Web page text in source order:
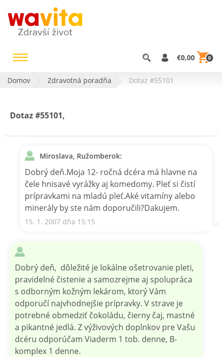
€0,00 0
Domov Zdravotná poradňa Dotaz #55101
Dotaz #55101,
Miroslava, Ružomberok:
Dobrý deň.Moja 12- ročná dcéra má hlavne na
čele hnisavé vyrážky aj komedomy. Pleť si čistí
prípravkami na mladú pleť.Aké vitamíny alebo
minerály by ste nám doporučili?Dakujem.
15. 1. 2007 dňa 15:15
Dobrý deň, dôležité je lokálne ošetrovanie pleti,
pravidelné čistenie a samozrejme aj spolupráca
s odborným kožným lekárom, ktorý Vám
odporučí najvhodnejšie prípravky. V strave je
potrebné obmedziť čokoládu, čierny čaj, mastné
a pikantné jedlá. Z výživových doplnkov pre Vašu
dcéru odporúčam Viaderm 1 tob. denne, B-
komplex 1 denne.